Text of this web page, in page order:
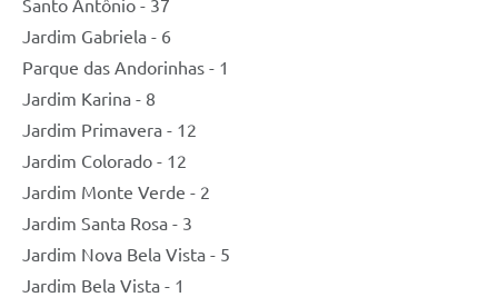
Santo Antônio - 37
Jardim Gabriela - 6
Parque das Andorinhas - 1
Jardim Karina - 8
Jardim Primavera - 12
Jardim Colorado - 12
Jardim Monte Verde - 2
​Jardim Santa Rosa - 3
Jardim Nova Bela Vista - 5
Jardim Bela Vista - 1